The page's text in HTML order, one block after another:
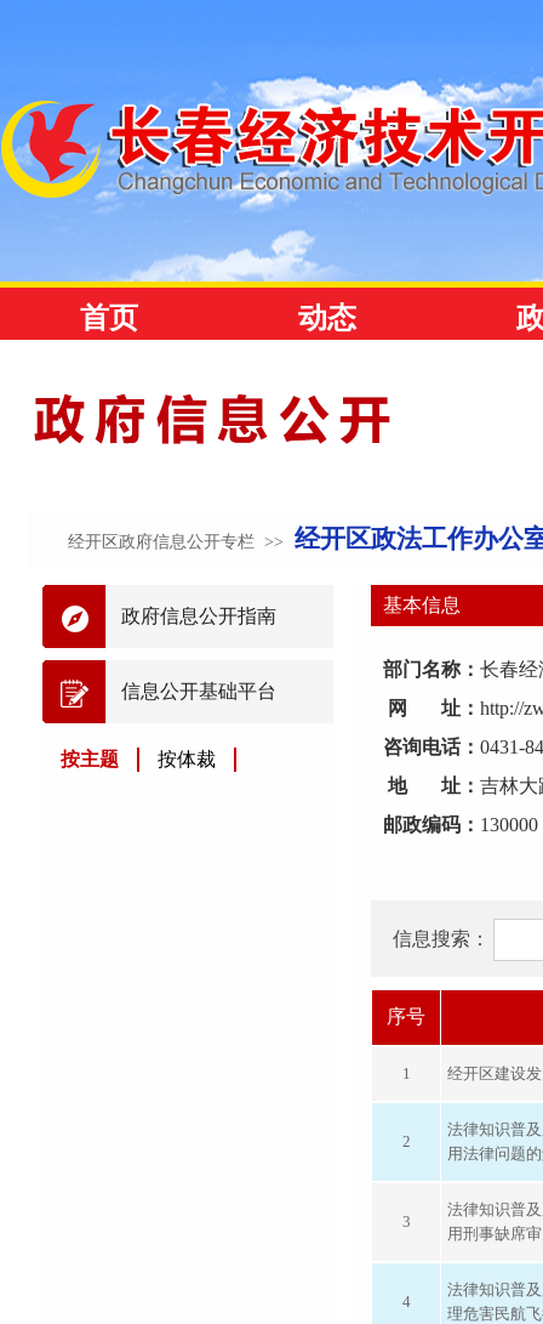
经开区政府信息公开专栏 >> 经开区政法工作办公
基本信息
部门名称： 长春经
网 址： http://
咨询电话： 0431-
地 址： 吉林大
邮政编码： 130000
信息搜索：
序号
1 经开区建设
2
法律知识普
用法律问题
3
法律知识普
用刑事缺席
4
法律知识普
理危害民航
政府信息公开指南
信息公开基础平台
按主题 按体裁